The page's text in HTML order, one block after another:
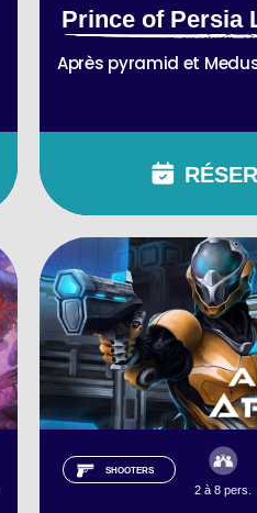
Prince of Persia
Après pyramid et
SHOOTERS
2 à 8 pers.